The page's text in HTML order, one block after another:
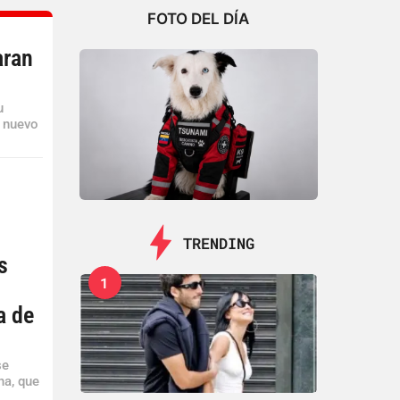
g
de
que
FOTO DEL DÍA
TRENDING
1